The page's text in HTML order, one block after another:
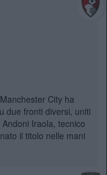
City ha
due fronti diversi, uniti
Iraola, tecnico
il titolo nelle mani